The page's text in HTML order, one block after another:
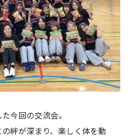
今回の交流会。
絆が深まり、楽しく体を動